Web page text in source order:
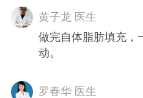
黄子龙 医生
做完自体脂肪填充，
动。
罗春华 医生